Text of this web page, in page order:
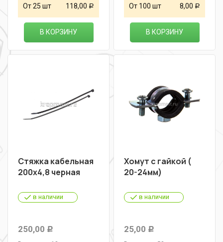
От 25 шт 118,00 Р
В КОРЗИНУ
От 100 шт 8,00 Р
В КОРЗИНУ
Стяжка кабельная
200х4,8 черная
в наличии
250,00 Р
Хомут с гайкой (
20-24мм)
в наличии
25,00 Р